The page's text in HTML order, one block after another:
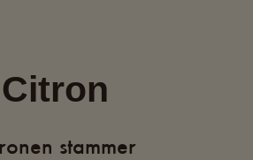
Citron
stammer